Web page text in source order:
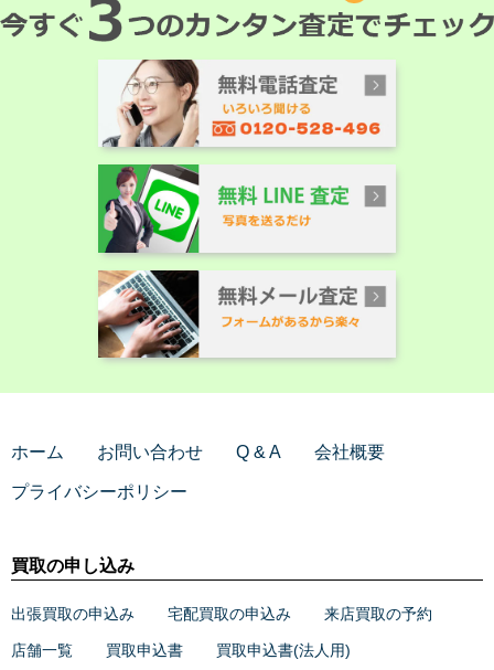
ホーム お問い合わせ Q & A 会社概要
プライバシーポリシー
買取の申し込み
出張買取の申込み 宅配買取の申込み 来店買取の予約
店舗一覧 買取申込書 買取申込書(法人用)